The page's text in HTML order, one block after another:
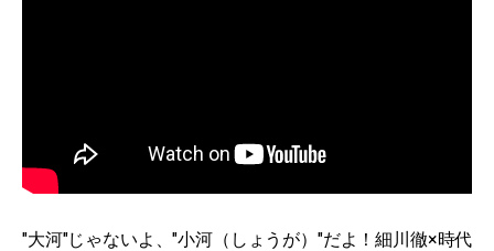
"大河"じゃないよ、"小河（しょうが）"だよ！細川徹×時代